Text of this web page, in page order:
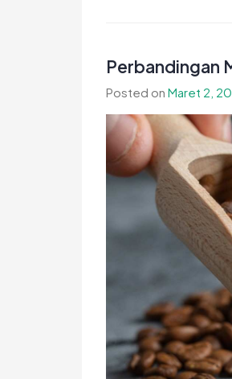
untuk
Hasil
Lebih
Perbandingan
Posted on Maret 2,